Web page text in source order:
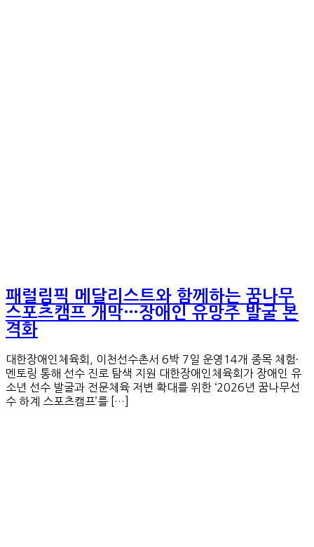
패럴림픽 메달리스트와 함께하는 꿈나무
스포츠캠프 개막…장애인 유망주 발굴 본
격화
대한장애인체육회, 이천선수촌서 6박 7일 운영14개 종목 체험·
멘토링 통해 선수 진로 탐색 지원 대한장애인체육회가 장애인 유
소년 선수 발굴과 전문체육 저변 확대를 위한 ‘2026년 꿈나무선
수 하계 스포츠캠프’를 […]